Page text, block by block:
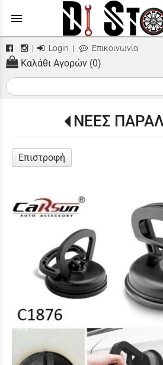
menu
| Login | Επικοινωνία
Καλάθι Αγορών (0)
ΝΕΕΣ
Επιστροφή